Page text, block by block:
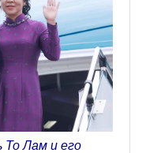
То Лам и его